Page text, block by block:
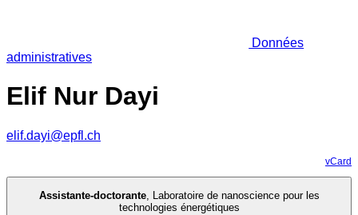
Données
administratives
Elif Nur Dayi
elif.dayi@epfl.ch
vCard
Assistante-doctorante, Laboratoire de nanoscience pour les
technologies énergétiques